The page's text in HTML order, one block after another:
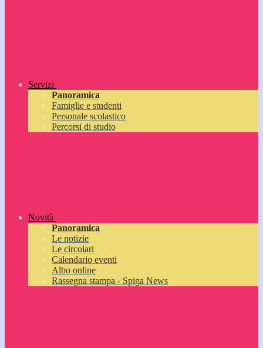
Servizi
Panoramica
Famiglie e studenti
Personale scolastico
Percorsi di studio
Novità
Panoramica
Le notizie
Le circolari
Calendario eventi
Albo online
Rassegna stampa - Spiga News